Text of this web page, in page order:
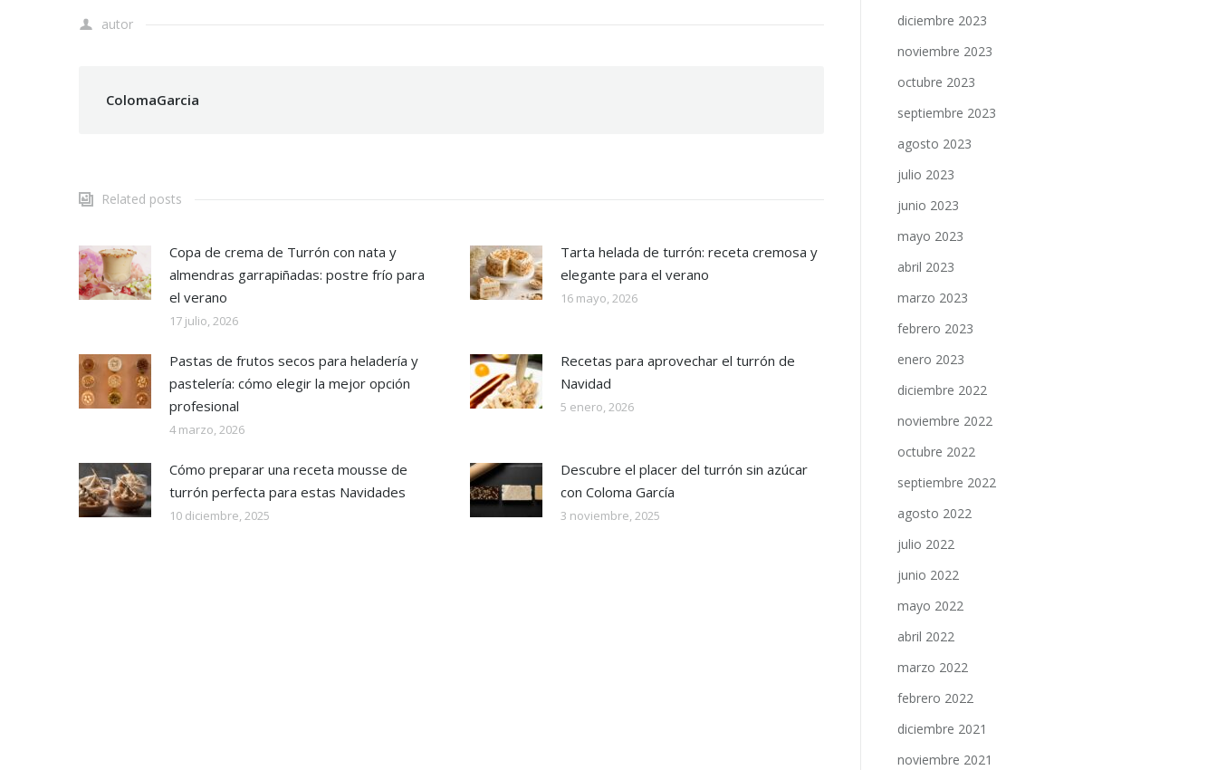
autor
ColomaGarcia
Related posts
Copa de crema de Turrón con nata y
almendras garrapiñadas: postre frío para
el verano
17 julio, 2026
Tarta helada de turrón: receta cremosa y
elegante para el verano
16 mayo, 2026
Pastas de frutos secos para heladería y
pastelería: cómo elegir la mejor opción
profesional
4 marzo, 2026
Recetas para aprovechar el turrón de
Navidad
5 enero, 2026
Cómo preparar una receta mousse de
turrón perfecta para estas Navidades
10 diciembre, 2025
Descubre el placer del turrón sin azúcar
con Coloma García
3 noviembre, 2025
diciembre 2023
noviembre 2023
octubre 2023
septiembre 2023
agosto 2023
julio 2023
junio 2023
mayo 2023
abril 2023
marzo 2023
febrero 2023
enero 2023
diciembre 2022
noviembre 2022
octubre 2022
septiembre 2022
agosto 2022
julio 2022
junio 2022
mayo 2022
abril 2022
marzo 2022
febrero 2022
diciembre 2021
noviembre 2021